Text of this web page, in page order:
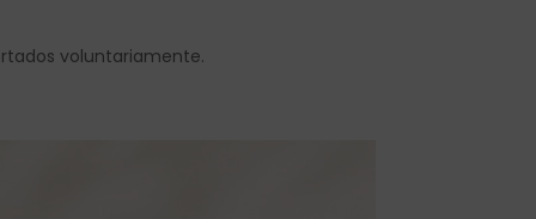
voluntariamente.